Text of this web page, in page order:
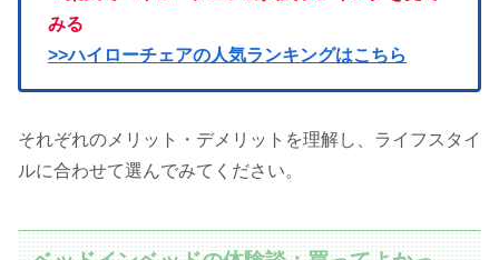
みる
>>ハイローチェアの人気ランキングはこちら
それぞれのメリット・デメリットを理解し、ライフスタイ
ルに合わせて選んでみてください。